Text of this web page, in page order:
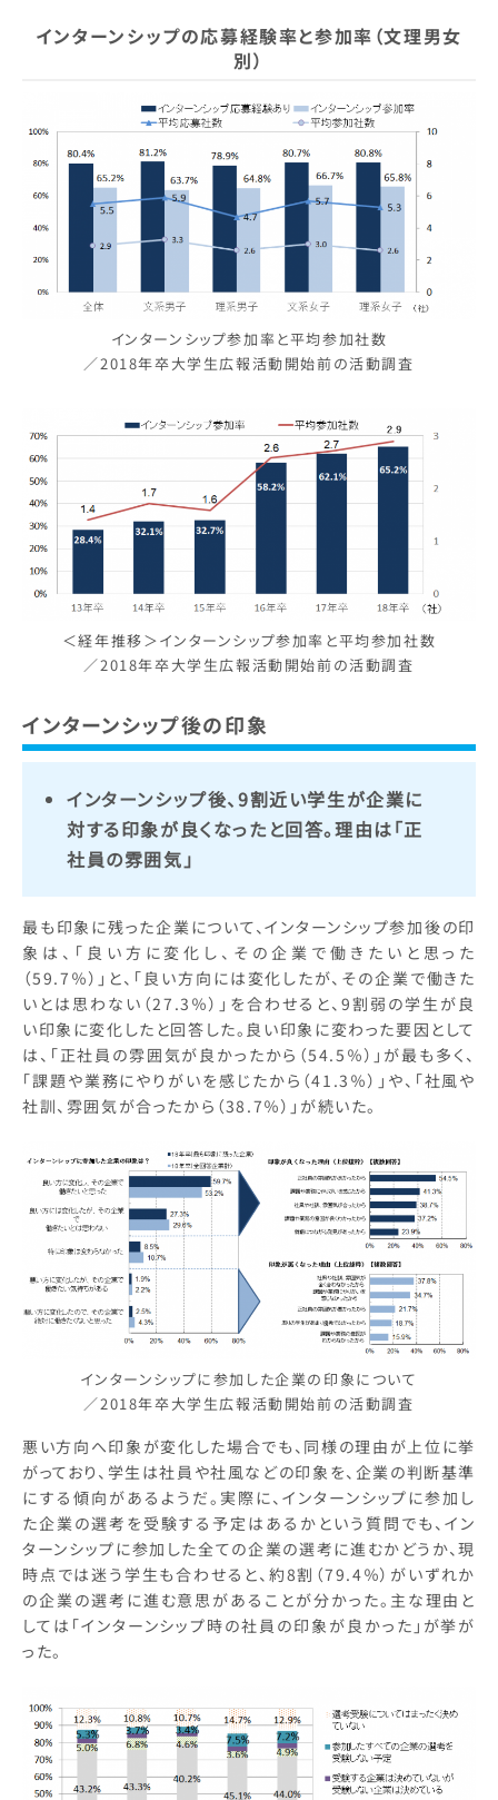
インターンシップの応募経験率と参加率（文理男女
別）
インターンシップ参加率と平均参加社数
／2018年卒大学生広報活動開始前の活動調査
＜経年推移＞インターンシップ参加率と平均参加社数
／2018年卒大学生広報活動開始前の活動調査
インターンシップ後の印象
インターンシップ後、9割近い学生が企業に
対する印象が良くなったと回答。理由は「正
社員の雰囲気」
最も印象に残った企業について、インターンシップ参加後の印
象は、「良い方に変化し、その企業で働きたいと思った
（59.7％）」と、「良い方向には変化したが、その企業で働きた
いとは思わない（27.3％）」を合わせると、9割弱の学生が良
い印象に変化したと回答した。良い印象に変わった要因として
は、「正社員の雰囲気が良かったから（54.5％）」が最も多く、
「課題や業務にやりがいを感じたから（41.3％）」や、「社風や
社訓、雰囲気が合ったから（38.7％）」が続いた。
インターンシップに参加した企業の印象について
／2018年卒大学生広報活動開始前の活動調査
悪い方向へ印象が変化した場合でも、同様の理由が上位に挙
がっており、学生は社員や社風などの印象を、企業の判断基準
にする傾向があるようだ。実際に、インターンシップに参加し
た企業の選考を受験する予定はあるかという質問でも、イン
ターンシップに参加した全ての企業の選考に進むかどうか、現
時点では迷う学生も合わせると、約8割（79.4％）がいずれか
の企業の選考に進む意思があることが分かった。主な理由と
しては「インターンシップ時の社員の印象が良かった」が挙が
った。